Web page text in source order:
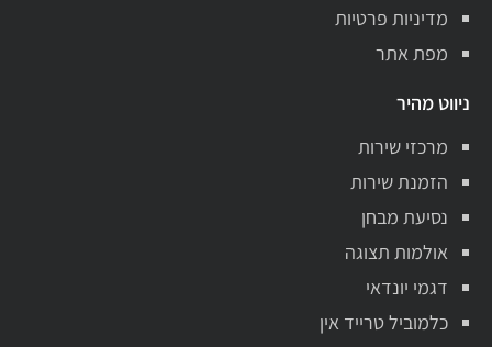
מדיניות פרטיות
מפת אתר
ניווט מהיר
מרכזי שירות
הזמנת שירות
נסיעת מבחן
אולמות תצוגה
דגמי יונדאי
כלמוביל טרייד אין